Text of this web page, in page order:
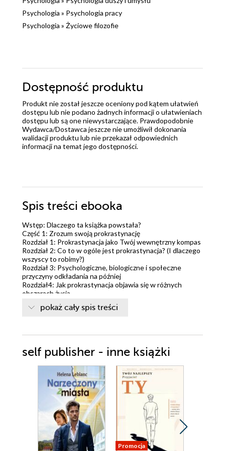
Psychologia » Psychologia pracy
Psychologia » Życiowe filozofie
Dostępność produktu
Produkt nie został jeszcze oceniony pod kątem ułatwień
dostępu lub nie podano żadnych informacji o ułatwieniach
dostępu lub są one niewystarczające. Prawdopodobnie
Wydawca/Dostawca jeszcze nie umożliwił dokonania
walidacji produktu lub nie przekazał odpowiednich
informacji na temat jego dostępności.
Spis treści ebooka
Wstęp: Dlaczego ta książka powstała?
Część 1: Zrozum swoją prokrastynację
Rozdział 1: Prokrastynacja jako Twój wewnętrzny kompas
Rozdział 2: Co to w ogóle jest prokrastynacja? (I dlaczego
wszyscy to robimy?)
Rozdział 3: Psychologiczne, biologiczne i społeczne
przyczyny odkładania na później
Rozdział4: Jak prokrastynacja objawia się w różnych
obszarach życia
Ty?
Rozdział 7: „Ukryte wiadomości” w prokrastynacji – czego
się dowiadujesz o sobie?
Rozdział 8: Kiedy prokrastynacja pomaga
Część 3: Jak przechytrzyć swoją prokrastynację?
Rozdział 9: Jak przeformułować zadania? - Zasada 3P:
Pasja, Prosty start, Powód
Rozdział 10: Mikroaktywności – zacznij od najmniejszego
kroku, czyli jak zmniejszyć opór przed działaniem,
zaczynając od mikrocelów
Rozdział 11: Techniki jak radzić sobie z pokusami
odwlekania w chwili ich wystąpienia
pokaż cały spis treści
self publisher - inne książki
Promocja